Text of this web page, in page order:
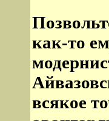
как-то
всякое